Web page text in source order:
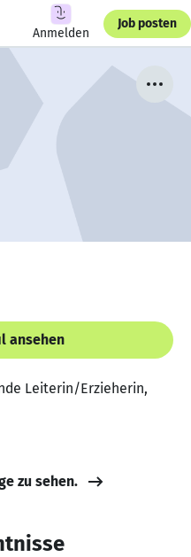
Anmelden
Job posten
ansehen
Leiterin/Erzieherin,
zu sehen.